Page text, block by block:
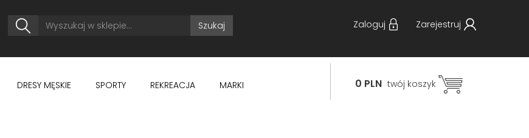
Szukaj Zaloguj Zarejestruj
DRESY MĘSKIE SPORTY REKREACJA MARKI 0 PLN twój koszyk